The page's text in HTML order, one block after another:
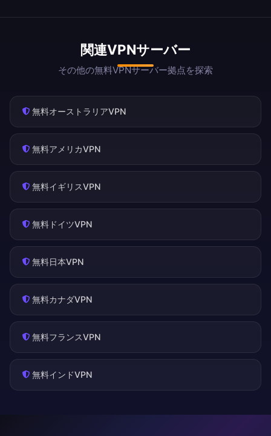
関連VPNサーバー
その他の無料VPNサーバー拠点を探索
無料オーストラリアVPN
無料アメリカVPN
無料イギリスVPN
無料ドイツVPN
無料日本VPN
無料カナダVPN
無料フランスVPN
無料インドVPN